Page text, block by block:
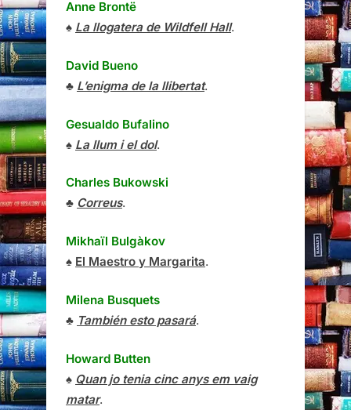
Anne Brontë
♠ La llogatera de Wildfell Hall.
David Bueno
♣ L’enigma de la llibertat.
Gesualdo Bufalino
♠ La llum i el dol.
Charles Bukowski
♣ Correus.
Mikhaïl Bulgàkov
♠ El Maestro y Margarita.
Milena Busquets
♣ También esto pasará.
Howard Butten
♠ Quan jo tenia cinc anys em vaig
matar.